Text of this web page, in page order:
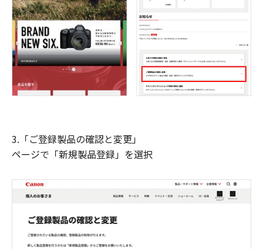
3.「ご登録製品の確認と変更」
ページで「新規製品登録」を選択